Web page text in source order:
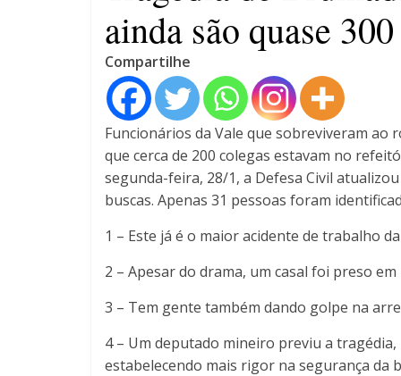
ainda são quase
Compartilhe
Funcionários da Vale que sobreviveram
que cerca de 200 colegas estavam no
segunda-feira, 28/1, a Defesa Civil
buscas. Apenas 31 pessoas foram
1 – Este já é o maior acidente de trabalho
2 – Apesar do drama, um casal foi preso
3 – Tem gente também dando golpe na
4 – Um deputado mineiro previu a
estabelecendo mais rigor na segurança da